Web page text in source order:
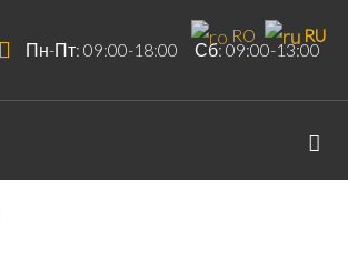
Пн-Пт: 09:00-18:00 Сб: 09:00-13:00
RO RU